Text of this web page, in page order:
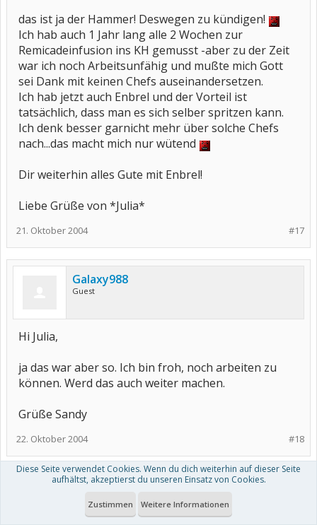
das ist ja der Hammer! Deswegen zu kündigen!
Ich hab auch 1 Jahr lang alle 2 Wochen zur
Remicadeinfusion ins KH gemusst -aber zu der Zeit
war ich noch Arbeitsunfähig und mußte mich Gott
sei Dank mit keinen Chefs auseinandersetzen.
Ich hab jetzt auch Enbrel und der Vorteil ist
tatsächlich, dass man es sich selber spritzen kann.
Ich denk besser garnicht mehr über solche Chefs
nach...das macht mich nur wütend
Dir weiterhin alles Gute mit Enbrel!
Liebe Grüße von *Julia*
#17
21. Oktober 2004
Galaxy988
Guest
Hi Julia,
ja das war aber so. Ich bin froh, noch arbeiten zu
können. Werd das auch weiter machen.
Grüße Sandy
#18
22. Oktober 2004
littlepearl
Guest
Diese Seite verwendet Cookies. Wenn du dich weiterhin auf dieser Seite
aufhältst, akzeptierst du unseren Einsatz von Cookies.
Zustimmen Weitere Informationen